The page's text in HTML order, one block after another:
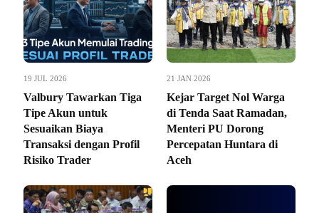
19 JUL 2026
Valbury Tawarkan Tiga
Tipe Akun untuk
Sesuaikan Biaya
Transaksi dengan Profil
Risiko Trader
21 JAN 2026
Kejar Target Nol Warga
di Tenda Saat Ramadan,
Menteri PU Dorong
Percepatan Huntara di
Aceh